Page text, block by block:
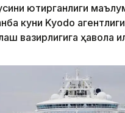
юқтирганлиги
куни Kyodo
вазирлигига ҳавола